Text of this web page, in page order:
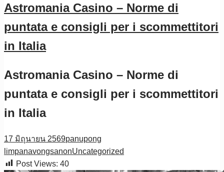
Astromania Casino – Norme di
puntata e consigli per i scommettitori
in Italia
Astromania Casino – Norme di
puntata e consigli per i scommettitori
in Italia
17 มิถุนายน 2569panupong
limpanavongsanonUncategorized
Post Views: 40